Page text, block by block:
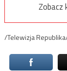
Zobacz
/Telewizja